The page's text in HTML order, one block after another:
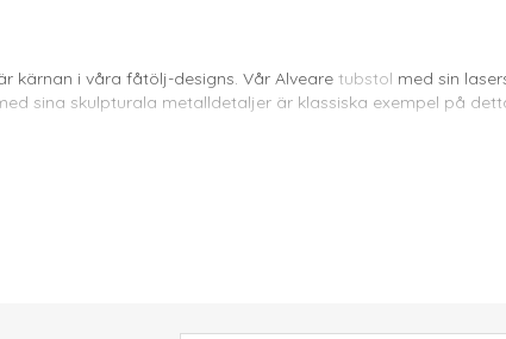
kärnan i våra fåtölj-designs. Vår Alveare tubstol med sin
sina skulpturala metalldetaljer är klassiska exempel på
med våra